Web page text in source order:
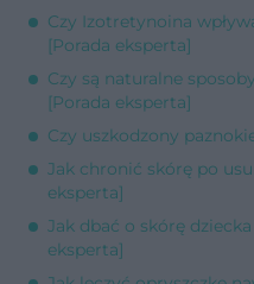
Czy Izotretynoina
[Porada eksperta]
Czy są naturalne
[Porada eksperta]
Czy uszkodzony
Jak chronić skórę po
eksperta]
Jak dbać o skórę
eksperta]